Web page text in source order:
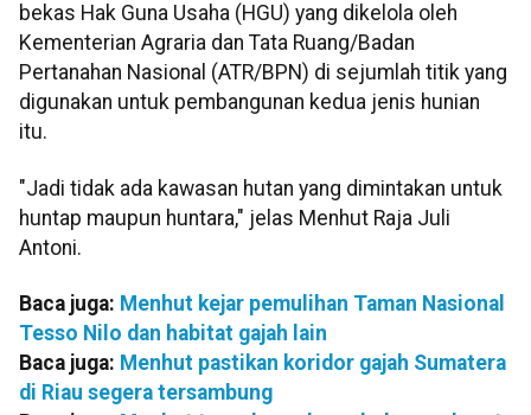
bekas Hak Guna Usaha (HGU) yang dikelola oleh
Kementerian Agraria dan Tata Ruang/Badan
Pertanahan Nasional (ATR/BPN) di sejumlah titik yang
digunakan untuk pembangunan kedua jenis hunian
itu.
"Jadi tidak ada kawasan hutan yang dimintakan untuk
huntap maupun huntara," jelas Menhut Raja Juli
Antoni.
Baca juga: Menhut kejar pemulihan Taman Nasional
Tesso Nilo dan habitat gajah lain
Baca juga: Menhut pastikan koridor gajah Sumatera
di Riau segera tersambung